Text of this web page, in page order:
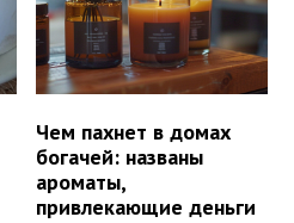
Чем пахнет в домах
богачей: названы
ароматы,
привлекающие деньги